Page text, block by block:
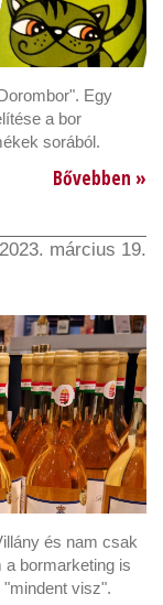
Egy
a bor
sorából.
Bővebben »
2023. március 19.
és nam csak
a bormarketing is
visz".